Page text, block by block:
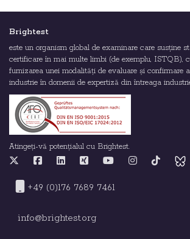
Brightest
este un organism global de examinare care susține
certificare în mai multe limbi (de exemplu, ISTQB),
furnizarea unei modalități de evaluare și confirmare
industrie în domenii de expertiză din întreaga
Atingeți-vă potențialul cu Brightest.
+49 (0)176 7689 7461
info@brightest.org